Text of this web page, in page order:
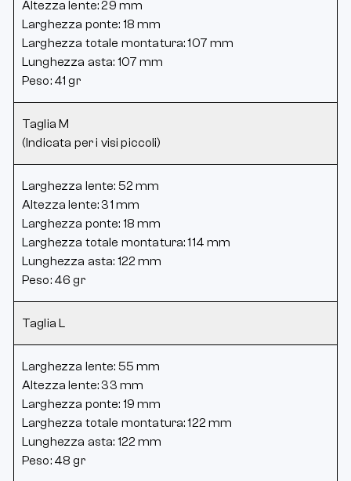
Altezza lente: 29 mm
Larghezza ponte: 18 mm
Larghezza totale montatura: 107 mm
Lunghezza asta: 107 mm
Peso: 41 gr
Taglia M
(Indicata per i visi piccoli)
Larghezza lente: 52 mm
Altezza lente: 31 mm
Larghezza ponte: 18 mm
Larghezza totale montatura: 114 mm
Lunghezza asta: 122 mm
Peso: 46 gr
Taglia L
Larghezza lente: 55 mm
Altezza lente: 33 mm
Larghezza ponte: 19 mm
Larghezza totale montatura: 122 mm
Lunghezza asta: 122 mm
Peso: 48 gr